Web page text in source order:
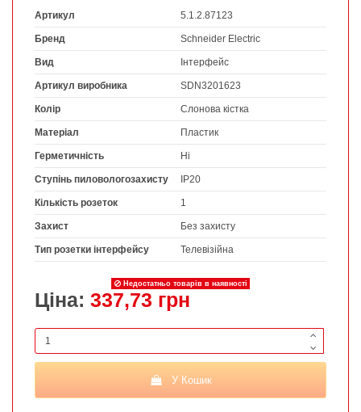
Артикул
5.1.2.87123
Бренд Schneider Electric
Вид Інтерфейс
Артикул виробника SDN3201623
Колір Слонова кістка
Матеріал Пластик
Герметичність Ні
Ступінь пиловологозахисту IP20
Кількість розеток 1
Захист Без захисту
Тип розетки інтерфейсу Телевізійна
Недостатньо товарів в наявності
Ціна: 337,73 грн
У Кошик